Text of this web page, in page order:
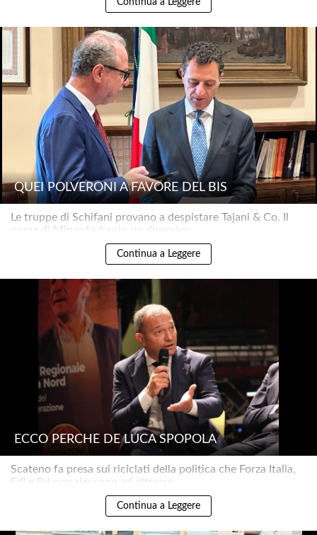
Continua a Leggere
QUEI POLVERONI A FAVORE DEL BIS
Le truppe di Schifani provano a despistare Tajani & Co. Il
nome di Minardo è solo un diversivo..
Continua a Leggere
ECCO PERCHÉ DE LUCA SPOPOLA
Scateno fa presa sui riciclati della politica che Forza Italia,
FdI e Pd non riescono ad attrarre..
Continua a Leggere